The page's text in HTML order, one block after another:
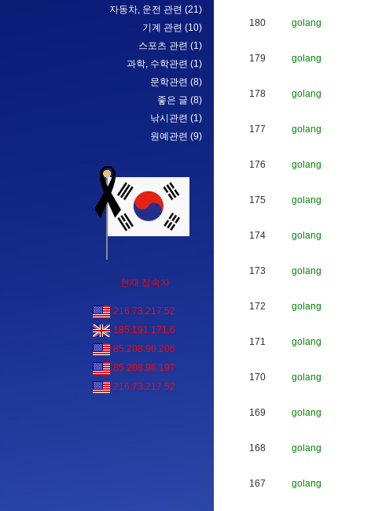
자동차, 운전 관련 (21)
기계 관련 (10)
스포츠 관련 (1)
과학, 수학관련 (1)
문학관련 (8)
좋은 글 (8)
낚시관련 (1)
원예관련 (9)
현재 접속자
216.73.217.52
185.191.171.6
85.208.96.206
85.208.96.197
216.73.217.52
180 golang
179 golang
178 golang
177 golang
176 golang
175 golang
174 golang
173 golang
172 golang
171 golang
170 golang
169 golang
168 golang
167 golang